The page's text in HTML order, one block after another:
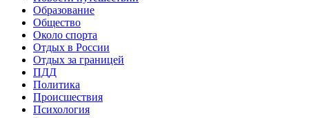
Образование
Общество
Около спорта
Отдых в России
Отдых за границей
ПДД
Политика
Происшествия
Психология